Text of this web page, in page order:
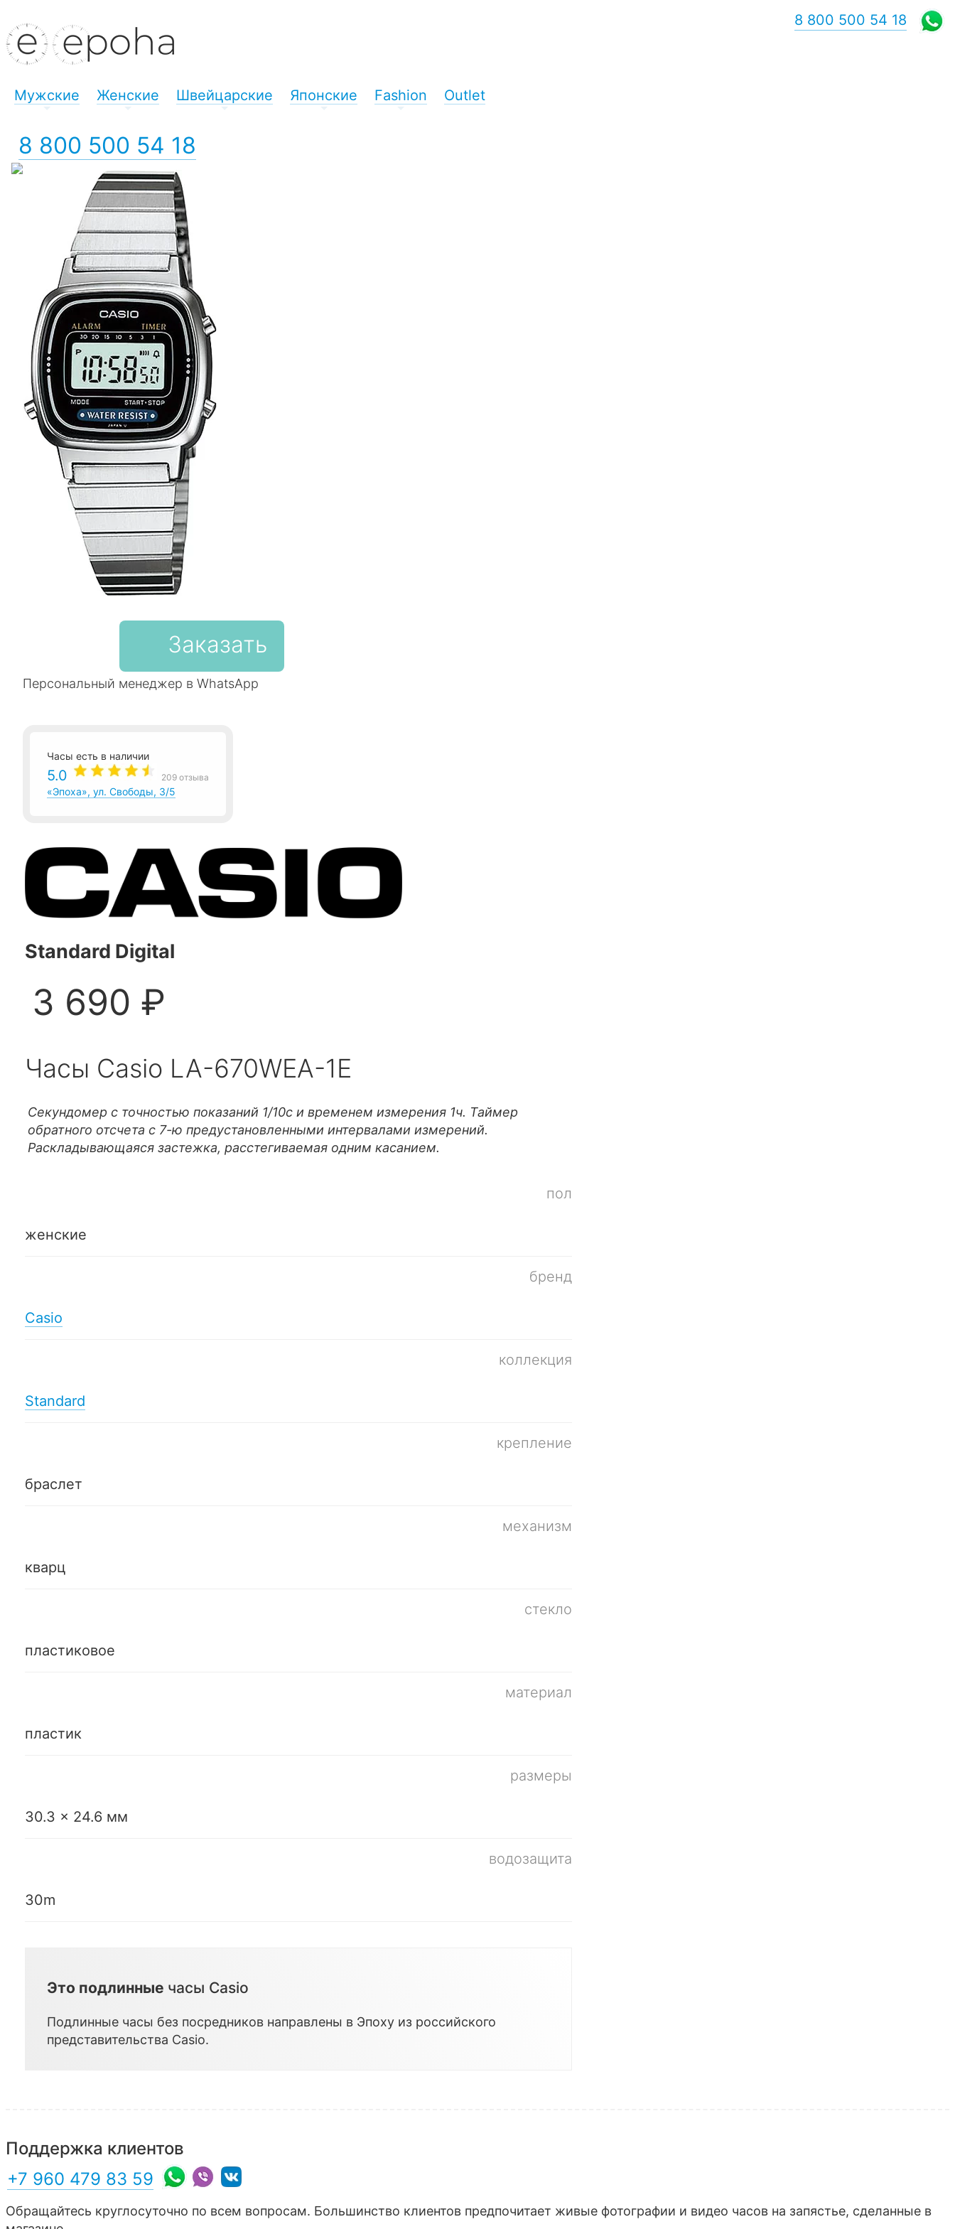
Мужские Женские Швейцарские Японские Fashion Outlet
8 800 500 54 18
8 800 500 54 18
Заказать
Персональный менеджер в WhatsApp
Часы есть в наличии
5.0 209 отзыва
«Эпоха», ул. Свободы, 3/5
Standard Digital
3 690 ₽
Часы Casio LA-670WEA-1E
Секундомер с точностью показаний 1/10с и временем измерения 1ч. Таймер
обратного отсчета с 7-ю предустановленными интервалами измерений.
Раскладывающаяся застежка, расстегиваемая одним касанием.
пол
женские
бренд
Casio
коллекция
Standard
крепление
браслет
механизм
кварц
стекло
пластиковое
материал
пластик
размеры
30.3 x 24.6 мм
водозащита
30m
Это подлинные часы Casio
Подлинные часы без посредников направлены в Эпоху из российского
представительства Casio.
Поддержка клиентов
+7 960 479 83 59
Обращайтесь круглосуточно по всем вопросам. Большинство клиентов предпочитает живые фотографии и видео часов на запястье, сделанные в